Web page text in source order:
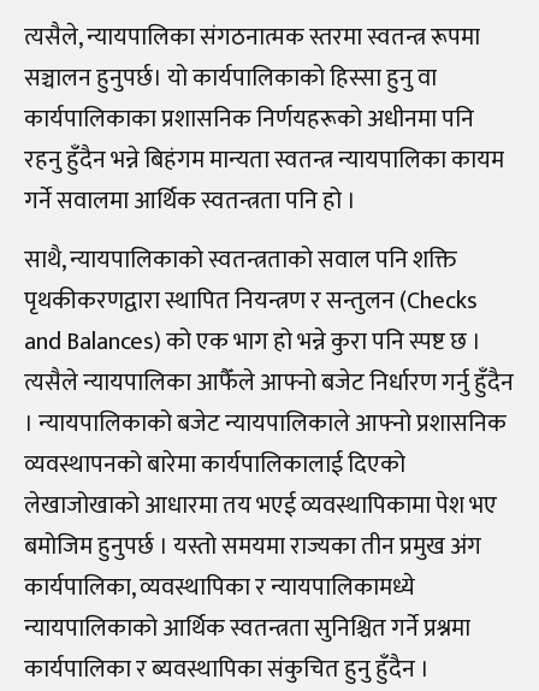
त्यसैले, न्यायपालिका संगठनात्मक स्तरमा स्वतन्त्र रूपमा
सञ्चालन हुनुपर्छ। यो कार्यपालिकाको हिस्सा हुनु वा
कार्यपालिकाका प्रशासनिक निर्णयहरूको अधीनमा पनि
रहनु हुँदैन भन्ने बिहंगम मान्यता स्वतन्त्र न्यायपालिका कायम
गर्ने सवालमा आर्थिक स्वतन्त्रता पनि हो ।
साथै, न्यायपालिकाको स्वतन्त्रताको सवाल पनि शक्ति
पृथकीकरणद्वारा स्थापित नियन्त्रण र सन्तुलन (Checks
and Balances) को एक भाग हो भन्ने कुरा पनि स्पष्ट छ ।
त्यसैले न्यायपालिका आफैँले आफ्नो बजेट निर्धारण गर्नु हुँदैन
। न्यायपालिकाको बजेट न्यायपालिकाले आफ्नो प्रशासनिक
व्यवस्थापनको बारेमा कार्यपालिकालाई दिएको
लेखाजोखाको आधारमा तय भएई व्यवस्थापिकामा पेश भए
बमोजिम हुनुपर्छ । यस्तो समयमा राज्यका तीन प्रमुख अंग
कार्यपालिका, व्यवस्थापिका र न्यायपालिकामध्ये
न्यायपालिकाको आर्थिक स्वतन्त्रता सुनिश्चित गर्ने प्रश्नमा
कार्यपालिका र ब्यवस्थापिका संकुचित हुनु हुँदैन ।